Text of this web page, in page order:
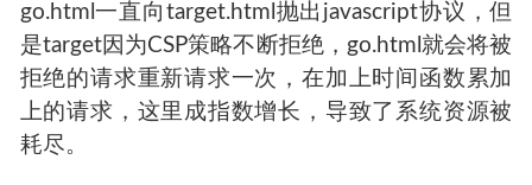
go.html一直向target.html抛出javascript协议，但
是target因为CSP策略不断拒绝，go.html就会将被
拒绝的请求重新请求一次，在加上时间函数累加
上的请求，这里成指数增长，导致了系统资源被
耗尽。